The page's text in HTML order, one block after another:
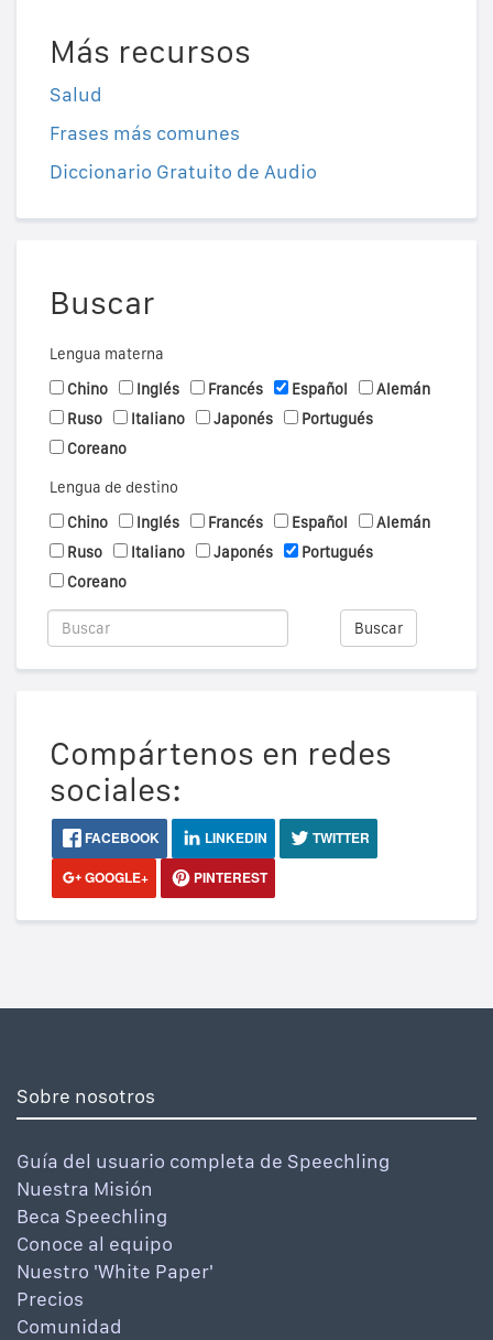
Más recursos
Salud
Frases más comunes
Diccionario Gratuito de Audio
Buscar
Lengua materna
Chino
Inglés Francés Español
Alemán
Ruso
Italiano Japonés
Portugués
Coreano
Lengua de destino
Chino
Inglés Francés Español
Alemán
Ruso
Italiano Japonés
Portugués
Coreano
Buscar
Compártenos en redes
sociales:
FACEBOOK LINKEDIN
TWITTER
GOOGLE+
PINTEREST
Sobre nosotros
Guía del usuario completa de Speechling
Nuestra Misión
Beca Speechling
Conoce al equipo
Nuestro 'White Paper'
Precios
Comunidad